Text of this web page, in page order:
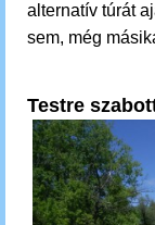
alternatív túrát
sem, még
Testre